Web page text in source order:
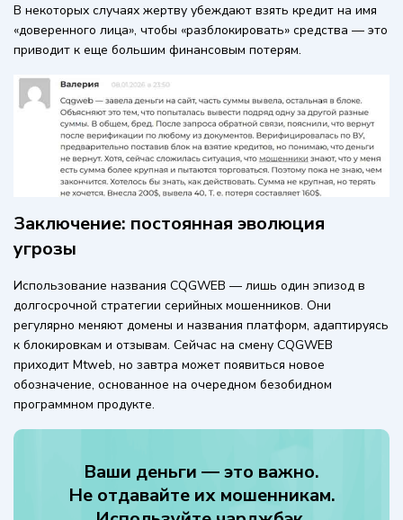
В некоторых случаях жертву убеждают взять кредит на имя
«доверенного лица», чтобы «разблокировать» средства — это
приводит к еще большим финансовым потерям.
Заключение: постоянная эволюция
угрозы
Использование названия CQGWEB — лишь один эпизод в
долгосрочной стратегии серийных мошенников. Они
регулярно меняют домены и названия платформ, адаптируясь
к блокировкам и отзывам. Сейчас на смену CQGWEB
приходит Mtweb, но завтра может появиться новое
обозначение, основанное на очередном безобидном
программном продукте.
Ваши деньги — это важно.
Не отдавайте их мошенникам.